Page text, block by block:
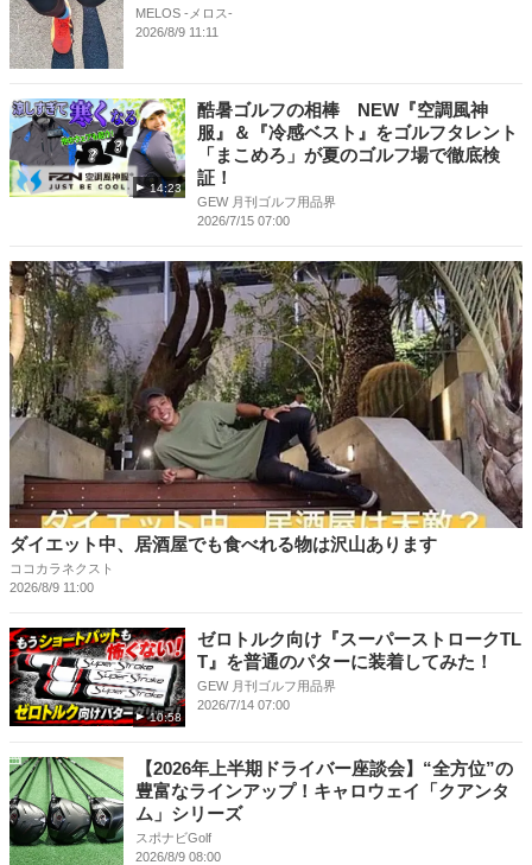
MELOS -メロス-
2026/8/9 11:11
14:23
酷暑ゴルフの相棒 NEW『空調風神
服』＆『冷感ベスト』をゴルフタレント
「まこめろ」が夏のゴルフ場で徹底検
証！
GEW 月刊ゴルフ用品界
2026/7/15 07:00
ダイエット中、居酒屋でも食べれる物は沢山あります
ココカラネクスト
2026/8/9 11:00
10:58
ゼロトルク向け『スーパーストロークTL
T』を普通のパターに装着してみた！
GEW 月刊ゴルフ用品界
2026/7/14 07:00
【2026年上半期ドライバー座談会】“全方位”の
豊富なラインアップ！キャロウェイ「クアンタ
ム」シリーズ
スポナビGolf
2026/8/9 08:00